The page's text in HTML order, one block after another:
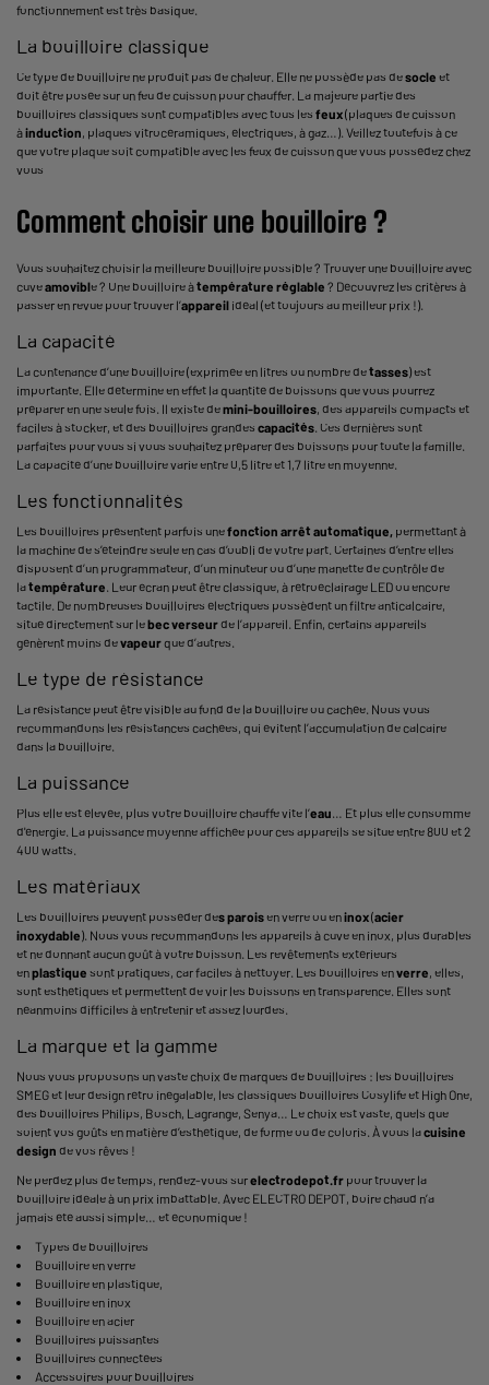
fonctionnement est très basique.
La bouilloire classique
Ce type de bouilloire ne produit pas de chaleur. Elle ne possède pas desocle et
doit être posée sur un feu de cuisson pour chauffer. La majeure partie des
bouilloires classiques sont compatibles avec tous les feux(plaques de cuisson
àinduction , plaques vitrocéramiques, électriques, à gaz…). Veillez toutefois à ce
que votre plaque soit compatible avec les feux de cuisson que vous possédez chez
vous
Comment choisir une bouilloire ?
Vous souhaitez choisir la meilleure bouilloire possible ? Trouver une bouilloire avec
cuveamovible ? Une bouilloire àtempérature réglable ? Découvrez les critères à
passer en revue pour trouver l’appareil idéal (et toujours au meilleur prix !).
La capacité
La contenance d’une bouilloire (exprimée en litres ou nombre detasses) est
importante. Elle détermine en effet la quantité de boissons que vous pourrez
préparer en une seule fois. Il existe demini-bouilloires , des appareils compacts et
faciles à stocker, et des bouilloires grandes capacités . Ces dernières sont
parfaites pour vous si vous souhaitez préparer des boissons pour toute la famille.
La capacité d’une bouilloire varie entre 0,5 litre et 1,7 litre en moyenne.
Les fonctionnalités
Les bouilloires présentent parfois unefonction arrêt automatique, permettant à
la machine de s’éteindre seule en cas d’oubli de votre part. Certaines d’entre elles
disposent d’un programmateur, d’un minuteur ou d’une manette de contrôle de
latempérature . Leur écran peut être classique, à rétroéclairage LED ou encore
tactile. De nombreuses bouilloires électriques possèdent un filtre anticalcaire,
situé directement sur lebec verseurde l’appareil. Enfin, certains appareils
génèrent moins devapeur que d’autres.
Le type de résistance
La résistance peut être visible au fond de la bouilloire ou cachée. Nous vous
recommandons les résistances cachées, qui évitent l’accumulation de calcaire
dans la bouilloire.
La puissance
Plus elle est élevée, plus votre bouilloire chauffe vite l’eau … Et plus elle consomme
d'énergie. La puissance moyenne affichée pour ces appareils se situe entre 800 et 2
400 watts.
Les matériaux
Les bouilloires peuvent posséder des paroisen verre ou eninox(acier
inoxydable). Nous vous recommandons les appareils à cuve en inox, plus durables
et ne donnant aucun goût à votre boisson. Les revêtements extérieurs
enplastique sont pratiques, car faciles à nettoyer. Les bouilloires enverre , elles,
sont esthétiques et permettent de voir les boissons en transparence. Elles sont
néanmoins difficiles à entretenir et assez lourdes.
La marque et la gamme
Nous vous proposons un vaste choix de marques de bouilloires : les bouilloires
SMEG et leur design rétro inégalable, les classiques bouilloires Cosylife et High One,
des bouilloires Philips, Bosch, Lagrange, Senya… Le choix est vaste, quels que
soient vos goûts en matière d’esthétique, de forme ou de coloris. À vous lacuisine
design de vos rêves !
Ne perdez plus de temps, rendez-vous surelectrodepot.fr pour trouver la
bouilloire idéale à un prix imbattable. Avec ELECTRO DEPOT, boire chaud n’a
jamais été aussi simple… et économique !
Types de bouilloires
Bouilloire en verre
Bouilloire en plastique
Bouilloire en inox
Bouilloire en acier
Bouilloires puissantes
Bouilloires connectées
Accessoires pour bouilloires